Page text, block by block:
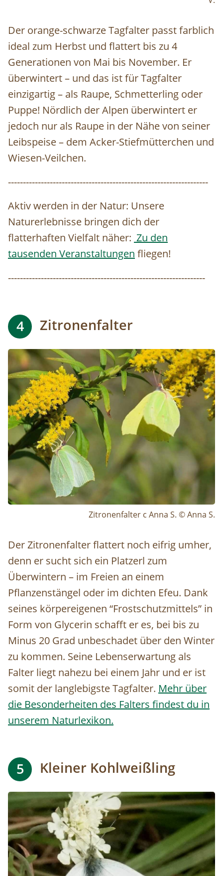
Der orange-schwarze Tagfalter passt farblich
ideal zum Herbst und flattert bis zu 4
Generationen von Mai bis November. Er
überwintert – und das ist für Tagfalter
einzigartig – als Raupe, Schmetterling oder
Puppe! Nördlich der Alpen überwintert er
jedoch nur als Raupe in der Nähe von seiner
Leibspeise – dem Acker-Stiefmütterchen und
Wiesen-Veilchen.
-------------------------------------------------------------------
Aktiv werden in der Natur: Unsere
Naturerlebnisse bringen dich der
flatterhaften Vielfalt näher: Zu den
tausenden Veranstaltungen fliegen!
------------------------------------------------------------------
4 Zitronenfalter
Image
Zitronenfalter c Anna S. © Anna S.
Der Zitronenfalter flattert noch eifrig umher,
denn er sucht sich ein Platzerl zum
Überwintern – im Freien an einem
Pflanzenstängel oder im dichten Efeu. Dank
seines körpereigenen “Frostschutzmittels” in
Form von Glycerin schafft er es, bei bis zu
Minus 20 Grad unbeschadet über den Winter
zu kommen. Seine Lebenserwartung als
Falter liegt nahezu bei einem Jahr und er ist
somit der langlebigste Tagfalter. Mehr über
die Besonderheiten des Falters findest du in
unserem Naturlexikon.
5 Kleiner Kohlweißling
Image